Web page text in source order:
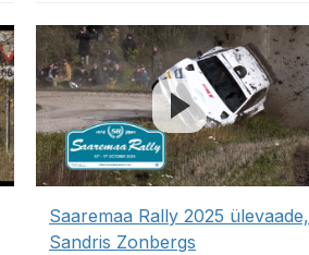
Saaremaa Rally 2025 ülevaade,
Sandris Zonbergs